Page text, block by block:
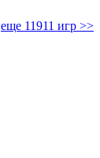
еще 11911 игр >>